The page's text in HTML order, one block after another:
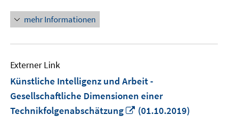
mehr Informationen
Externer Link
Künstliche Intelligenz und Arbeit -
Gesellschaftliche Dimensionen einer
Technikfolgenabschätzung
In
(01.10.2019)